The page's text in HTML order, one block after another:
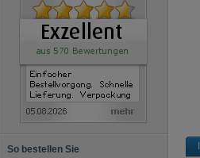
So bestellen Sie